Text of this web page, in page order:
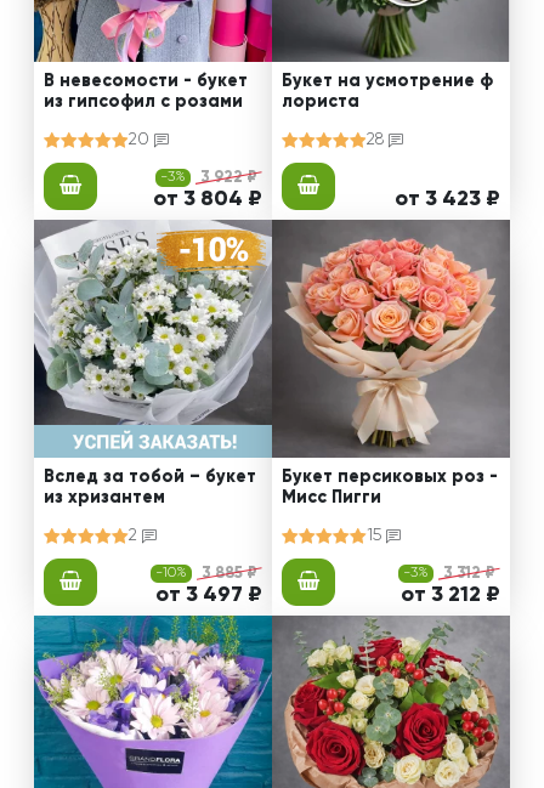
В невесомости - букет
из гипсофил с розами
20
-3% 3 922 ₽
от 3 804 ₽
Букет на усмотрение ф
лориста
28
от 3 423 ₽
Вслед за тобой – букет
из хризантем
2
-10% 3 885 ₽
от 3 497 ₽
Букет персиковых роз -
Мисс Пигги
15
-3% 3 312 ₽
от 3 212 ₽